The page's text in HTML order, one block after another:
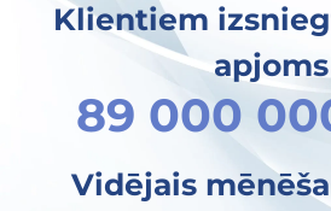
Klientiem
apjoms
89 000
Vidējais